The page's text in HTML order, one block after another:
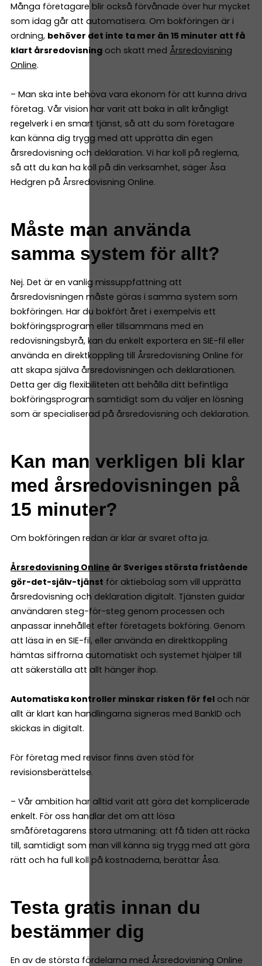
Många företagare blir också förvånade över hur mycket
som idag går att automatisera. Om bokföringen är i
ordning, behöver det inte ta mer än 15 minuter att få
klart årsredovisning och skatt med Årsredovisning
Online.
– Man ska inte behöva vara ekonom för att kunna driva
företag. Vår vision har varit att baka in allt krångligt
regelverk i en smart tjänst, så att du som företagare
kan känna dig trygg med att upprätta din egen
årsredovisning och deklaration. Vi har koll på reglerna,
så att du kan ha koll på din verksamhet, säger Åsa
Hedgren på Årsredovisning Online.
Måste man använda
samma system för allt?
Nej. Det är en vanlig missuppfattning att
årsredovisningen måste göras i samma system som
bokföringen. Har du bokfört året i exempelvis ett
bokföringsprogram eller tillsammans med en
redovisningsbyrå, kan du enkelt exportera en SIE-fil eller
använda en direktkoppling till Årsredovisning Online för
att skapa själva årsredovisningen och deklarationen.
Detta ger dig flexibiliteten att behålla ditt befintliga
bokföringsprogram samtidigt som du väljer en lösning
som är specialiserad på årsredovisning och deklaration.
Kan man verkligen bli klar
med årsredovisningen på
15 minuter?
Om bokföringen redan är klar är svaret ofta ja.
Årsredovisning Online är Sveriges största fristående
gör-det-själv-tjänst för aktiebolag som vill upprätta
årsredovisning och deklaration digitalt. Tjänsten guidar
användaren steg-för-steg genom processen och
anpassar innehållet efter företagets bokföring. Genom
att läsa in en SIE-fil, eller använda en direktkoppling
hämtas siffrorna automatiskt och systemet hjälper till
att säkerställa att allt hänger ihop.
Automatiska kontroller minskar risken för fel och när
allt är klart kan handlingarna signeras med BankID och
skickas in digitalt.
För företag med revisor finns även stöd för
revisionsberättelse.
– Vår ambition har alltid varit att göra det komplicerade
enkelt. För oss handlar det om att lösa
småföretagarens stora utmaning: att få tiden att räcka
till, samtidigt som man vill känna sig trygg med att göra
rätt och ha full koll på kostnaderna, berättar Åsa.
Testa gratis innan du
bestämmer dig
En av de största fördelarna med Årsredovisning Online